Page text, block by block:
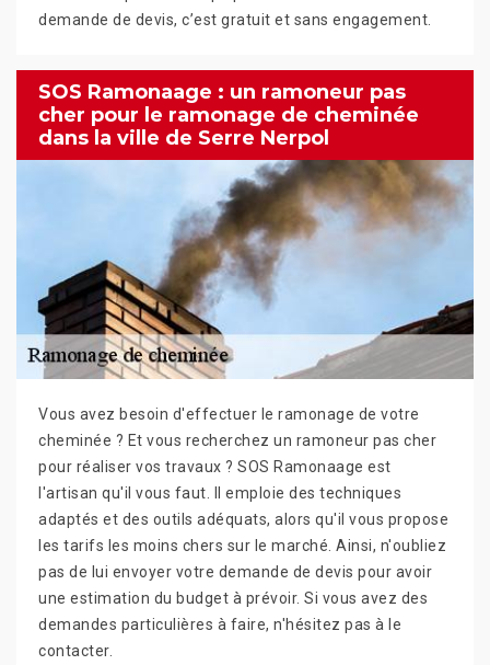
demande de devis, c’est gratuit et sans engagement.
SOS Ramonaage : un ramoneur pas
cher pour le ramonage de cheminée
dans la ville de Serre Nerpol
Vous avez besoin d'effectuer le ramonage de votre
cheminée ? Et vous recherchez un ramoneur pas cher
pour réaliser vos travaux ? SOS Ramonaage est
l'artisan qu'il vous faut. Il emploie des techniques
adaptés et des outils adéquats, alors qu'il vous propose
les tarifs les moins chers sur le marché. Ainsi, n'oubliez
pas de lui envoyer votre demande de devis pour avoir
une estimation du budget à prévoir. Si vous avez des
demandes particulières à faire, n'hésitez pas à le
contacter.